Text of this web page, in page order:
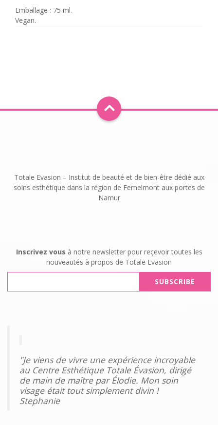
Emballage : 75 ml.
Vegan.
Totale Evasion – Institut de beauté et de bien-être dédié aux
soins esthétique dans la région de Fernelmont aux portes de
Namur
Inscrivez vous à notre newsletter pour reçevoir toutes les
nouveautés à propos de Totale Evasion
"Je viens de vivre une expérience incroyable
au Centre Esthétique Totale Évasion, dirigé
de main de maître par Élodie. Mon soin
visage était tout simplement divin !
Stephanie